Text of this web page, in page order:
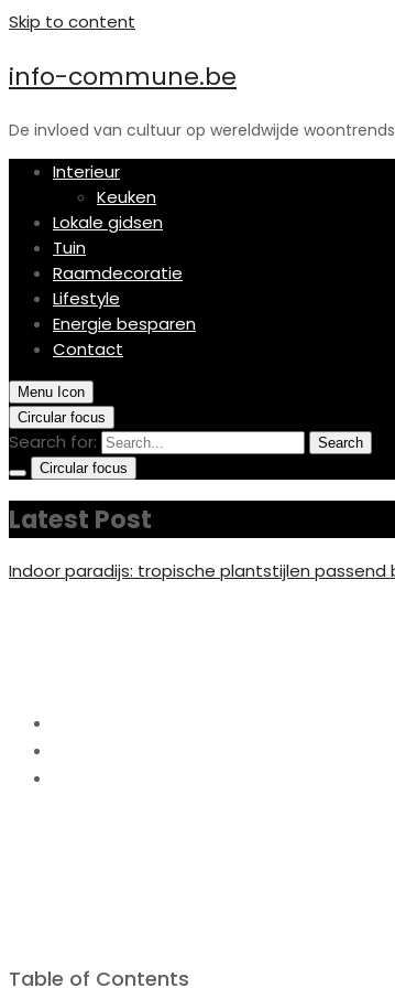
Skip to content
info-commune.be
De invloed van cultuur op wereldwijde woontrends
Interieur
Keuken
Lokale gidsen
Tuin
Raamdecoratie
Lifestyle
Energie besparen
Contact
Menu Icon
Circular focus
Search for:
Search
Circular focus
Latest Post
Indoor paradijs: tropische plantstijlen passend
Table of Contents